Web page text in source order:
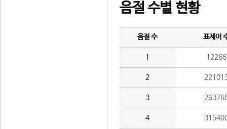
음절 수별 현황
음절 수 표제어
1 12266
2
3
4